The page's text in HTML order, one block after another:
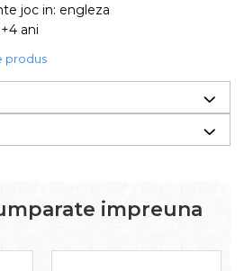
joc in: engleza
ani
produs
impreuna